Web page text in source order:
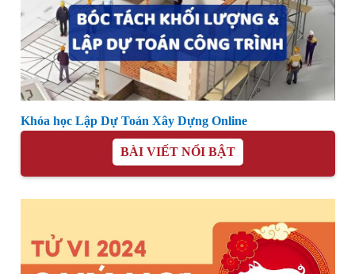
Khóa học Lập Dự Toán Xây Dựng Online
BÀI VIẾT NỔI BẬT